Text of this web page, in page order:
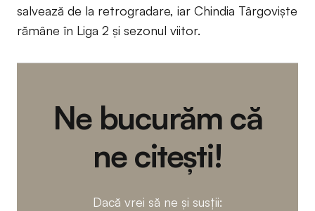
salvează de la retrogradare, iar Chindia Târgoviște
rămâne în Liga 2 și sezonul viitor.
Ne bucurăm că
ne citești!
Dacă vrei să ne și susții: